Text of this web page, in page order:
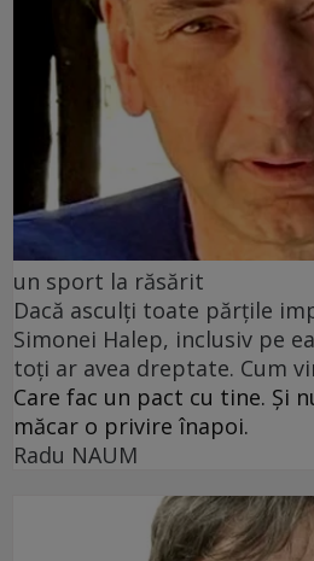
un sport la răsărit
Dacă asculți toate părțile
Simonei Halep, inclusiv pe
toți ar avea dreptate. Cum
Care fac un pact cu tine. Și
măcar o privire înapoi.
Radu NAUM